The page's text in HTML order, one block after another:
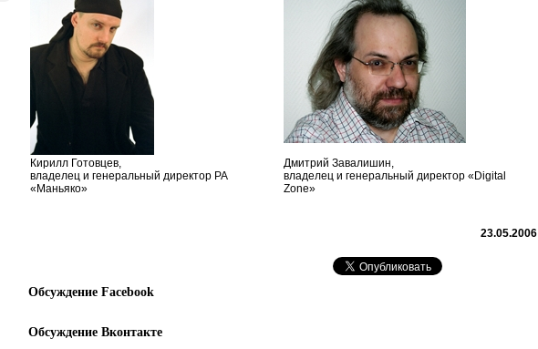
Кирилл Готовцев,
владелец и генеральный директор РА
«Маньяко»
Дмитрий Завалишин,
владелец и генеральный директор «Digital
Zone»
23.05.2006
Обсуждение Facebook
Обсуждение Вконтакте